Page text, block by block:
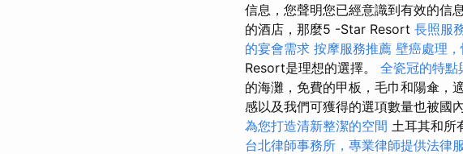
信息，您聲明您已經意識到有效的信
的酒店，那麼5 -Star Resort 長照服
的宴會需求 按摩服務推薦 壁癌處理
Resort是理想的選擇。 全瓷冠的特點
的海灘，免費的甲板，毛巾和陽傘，
感以及我們可獲得的選項數量也被國
為您打造清新整潔的空間 土耳其和所
台北律師事務所，專業律師提供法律